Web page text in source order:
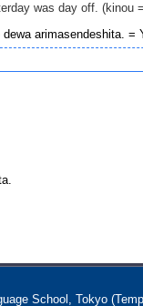
was day off. (kinou
arimasendeshita.
School, Tokyo